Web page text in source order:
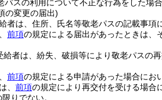
パスの利用について不正な行為をした場合
の変更の届出)
者は、住所、氏名等敬老パスの記載事項
前項の規定による届出があったときは、
給者は、紛失、破損等により敬老パスの
前項の規定による申請があった場合にお
、 前項の規定により再交付を受ける場合
りでない。